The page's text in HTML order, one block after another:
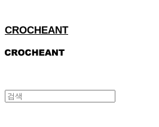
CROCHEANT